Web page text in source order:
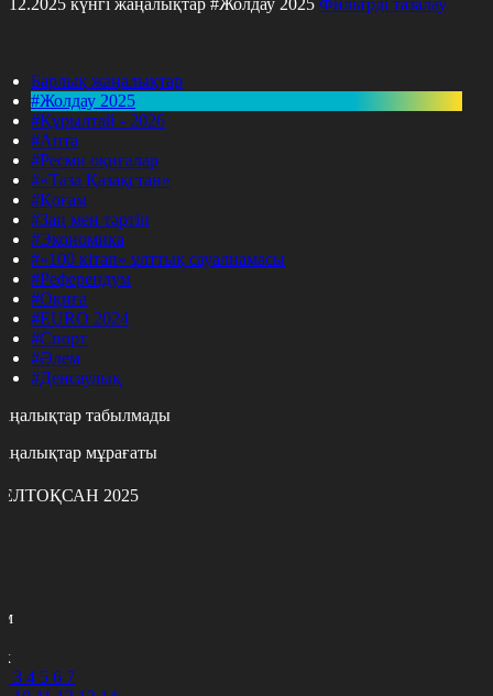
Барлық жаңалықтар
#Жолдау 2025
#Құрылтай - 2026
#Апта
#Ресми оқиғалар
#«Таза Қазақстан»
#Қоғам
#Заң мен тәртіп
#Экономика
#«100 кітап» ұлттық сауалнамасы
#Референдум
#Оқиға
#EURO 2024
#Спорт
#Әлем
#Денсаулық
табылмады
мұрағаты
2025
3 4 5 6 7